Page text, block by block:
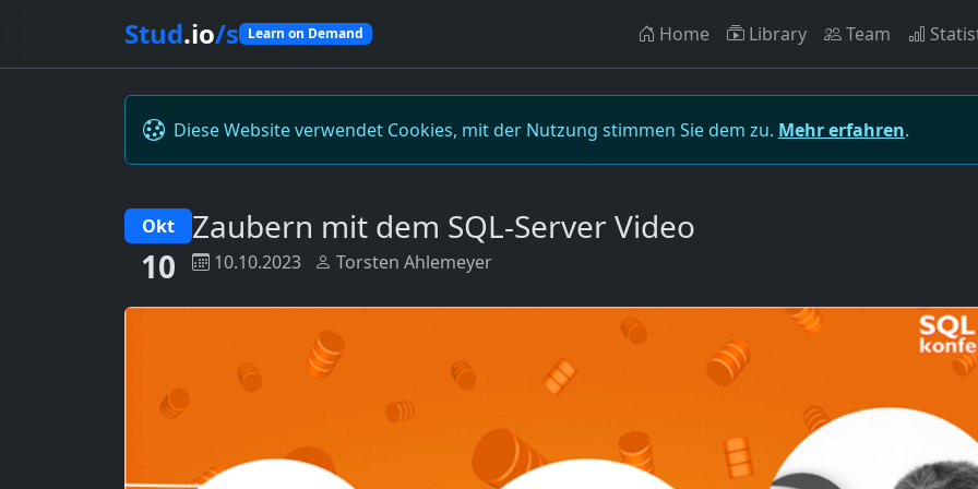
Stud.io/s Learn on Demand Home Library Team
Diese Website verwendet Cookies, mit der Nutzung stimmen Sie dem zu. Mehr erfahren.
Okt
10
Zaubern mit dem SQL-Server Video
10.10.2023 Torsten Ahlemeyer